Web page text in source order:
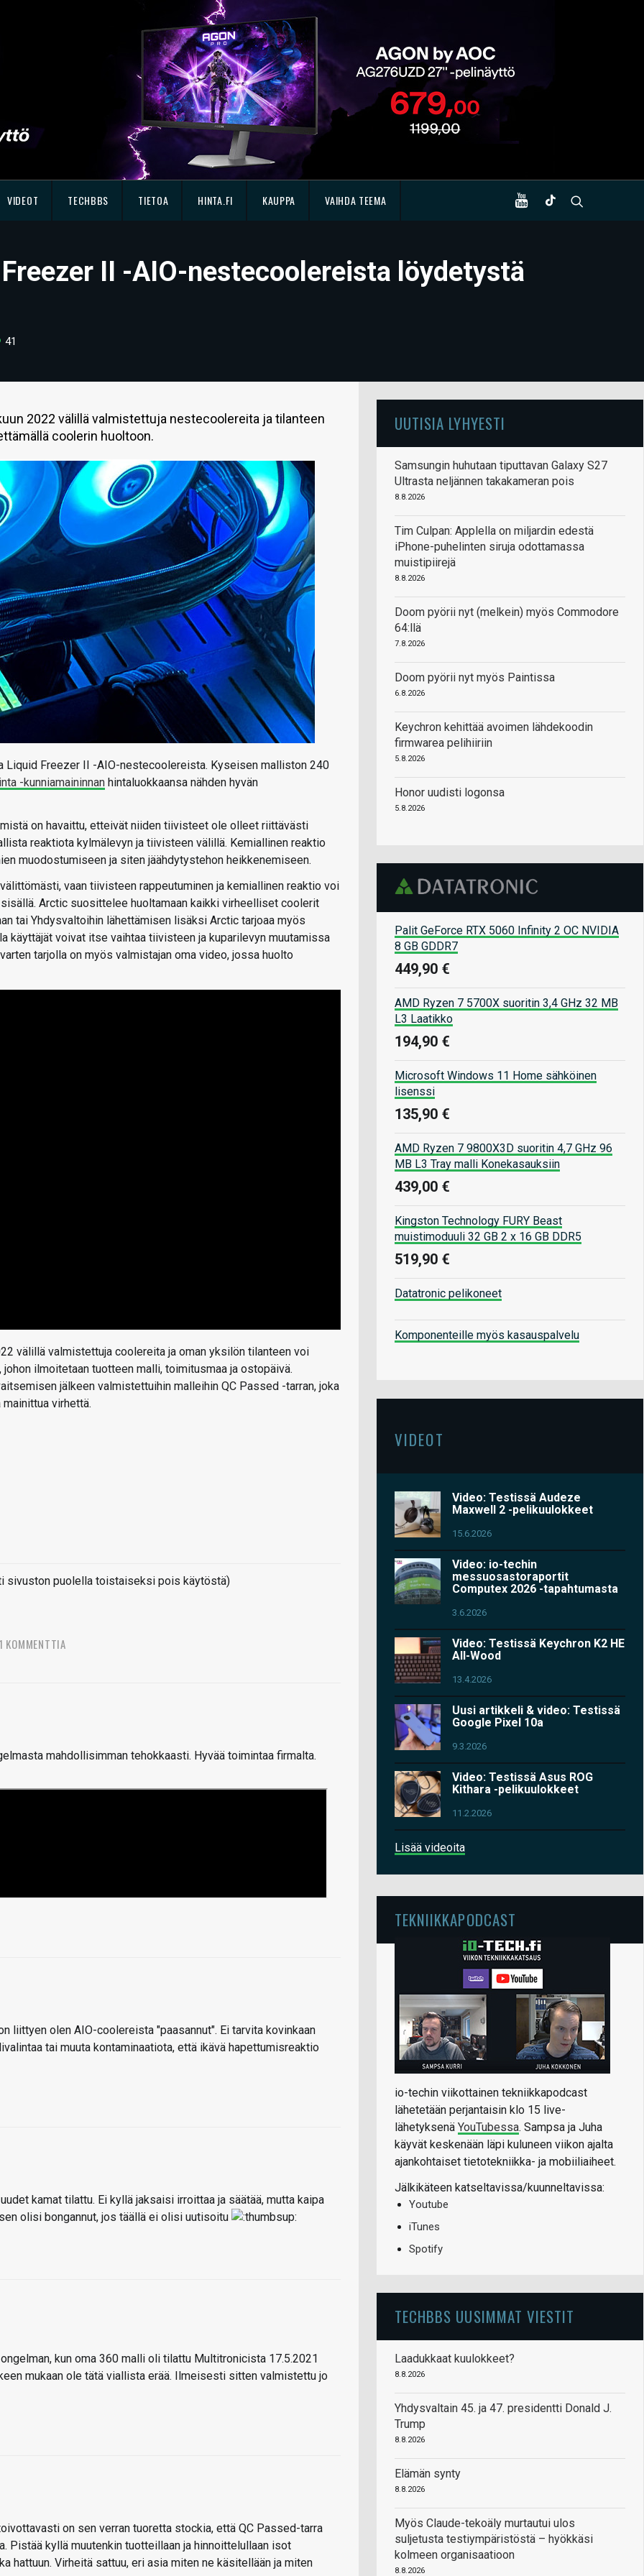
VIDEOT TECHBBS TIETOA HINTA.FI KAUPPA VAIHDA TEEMA
II -AIO-nestecoolereista löydetystä
41
2022 välillä valmistettuja nestecoolereita ja tilanteen
coolerin huoltoon.
Freezer II -AIO-nestecoolereista. Kyseisen malliston 240
-kunniamaininnan hintaluokkaansa nähden hyvän
on havaittu, etteivät niiden tiivisteet ole olleet riittävästi
reaktiota kylmälevyn ja tiivisteen välillä. Kemiallinen reaktio
muodostumiseen ja siten jäähdytystehon heikkenemiseen.
vaan tiivisteen rappeutuminen ja kemiallinen reaktio voi
Arctic suosittelee huoltamaan kaikki virheelliset coolerit
tai Yhdysvaltoihin lähettämisen lisäksi Arctic tarjoaa myös
käyttäjät voivat itse vaihtaa tiivisteen ja kuparilevyn muutamissa
tarjolla on myös valmistajan oma video, jossa huolto
välillä valmistettuja coolereita ja oman yksilön tilanteen voi
, johon ilmoitetaan tuotteen malli, toimitusmaa ja ostopäivä.
jälkeen valmistettuihin malleihin QC Passed -tarran, joka
virhettä.
sivuston puolella toistaiseksi pois käytöstä)
KOMMENTTIA
mahdollisimman tehokkaasti. Hyvää toimintaa firmalta.
liittyen olen AIO-coolereista "paasannut". Ei tarvita kovinkaan
tai muuta kontaminaatiota, että ikävä hapettumisreaktio
kamat tilattu. Ei kyllä jaksaisi irroittaa ja säätää, mutta kaipa
olisi bongannut, jos täällä ei olisi uutisoitu
kun oma 360 malli oli tilattu Multitronicista 17.5.2021
mukaan ole tätä viallista erää. Ilmeisesti sitten valmistettu jo
on sen verran tuoretta stockia, että QC Passed-tarra
Pistää kyllä muutenkin tuotteillaan ja hinnoittelullaan isot
hattuun. Virheitä sattuu, eri asia miten ne käsitellään ja miten
UUTISIA LYHYESTI
Samsungin huhutaan tiputtavan Galaxy S27
Ultrasta neljännen takakameran pois
8.8.2026
Tim Culpan: Applella on miljardin edestä
iPhone-puhelinten siruja odottamassa
muistipiirejä
8.8.2026
Doom pyörii nyt (melkein) myös Commodore
64:llä
7.8.2026
Doom pyörii nyt myös Paintissa
6.8.2026
Keychron kehittää avoimen lähdekoodin
firmwarea pelihiiriin
5.8.2026
Honor uudisti logonsa
5.8.2026
Palit GeForce RTX 5060 Infinity 2 OC NVIDIA
8 GB GDDR7
449,90 €
AMD Ryzen 7 5700X suoritin 3,4 GHz 32 MB
L3 Laatikko
194,90 €
Microsoft Windows 11 Home sähköinen
lisenssi
135,90 €
AMD Ryzen 7 9800X3D suoritin 4,7 GHz 96
MB L3 Tray malli Konekasauksiin
439,00 €
Kingston Technology FURY Beast
muistimoduuli 32 GB 2 x 16 GB DDR5
519,90 €
Datatronic pelikoneet
Komponenteille myös kasauspalvelu
VIDEOT
Video: Testissä Audeze
Maxwell 2 -pelikuulokkeet
15.6.2026
Video: io-techin
messuosastoraportit
Computex 2026 -tapahtumasta
3.6.2026
Video: Testissä Keychron K2 HE
All-Wood
13.4.2026
Uusi artikkeli & video: Testissä
Google Pixel 10a
9.3.2026
Video: Testissä Asus ROG
Kithara -pelikuulokkeet
11.2.2026
Lisää videoita
TEKNIIKKAPODCAST
io-techin viikottainen tekniikkapodcast
lähetetään perjantaisin klo 15 live-
lähetyksenä YouTubessa. Sampsa ja Juha
käyvät keskenään läpi kuluneen viikon ajalta
ajankohtaiset tietotekniikka- ja mobiiliaiheet.
Jälkikäteen katseltavissa/kuunneltavissa:
Youtube
iTunes
Spotify
TECHBBS UUSIMMAT VIESTIT
Laadukkaat kuulokkeet?
8.8.2026
Yhdysvaltain 45. ja 47. presidentti Donald J.
Trump
8.8.2026
Elämän synty
8.8.2026
Myös Claude-tekoäly murtautui ulos
suljetusta testiympäristöstä – hyökkäsi
kolmeen organisaatioon
8.8.2026